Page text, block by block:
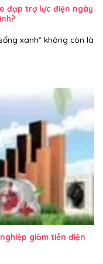
đạp trợ lực điện ngày
xanh” không còn là
giảm tiền điện